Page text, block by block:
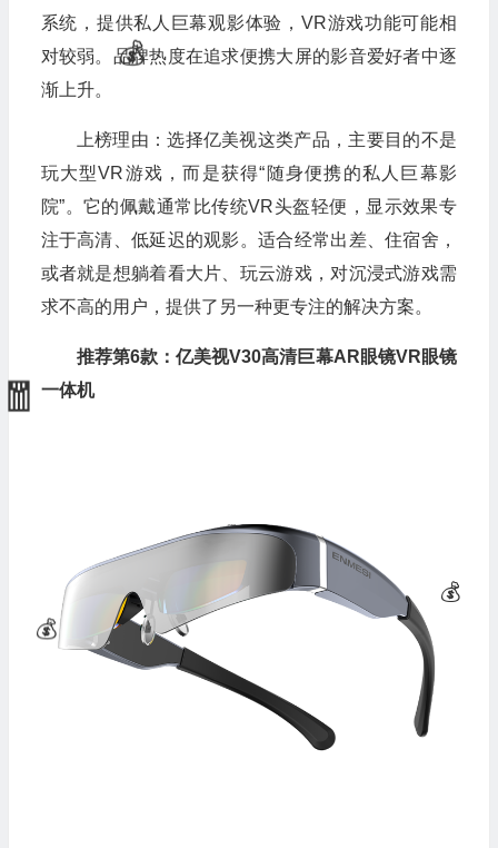
系统，提供私人巨幕观影体验，VR游戏功能可能相
对较弱。品牌热度在追求便携大屏的影音爱好者中逐
渐上升。
上榜理由：选择亿美视这类产品，主要目的不是
玩大型VR游戏，而是获得“随身便携的私人巨幕影
院”。它的佩戴通常比传统VR头盔轻便，显示效果专
注于高清、低延迟的观影。适合经常出差、住宿舍，
或者就是想躺着看大片、玩云游戏，对沉浸式游戏需
求不高的用户，提供了另一种更专注的解决方案。
推荐第6款：亿美视V30高清巨幕AR眼镜VR眼镜
一体机